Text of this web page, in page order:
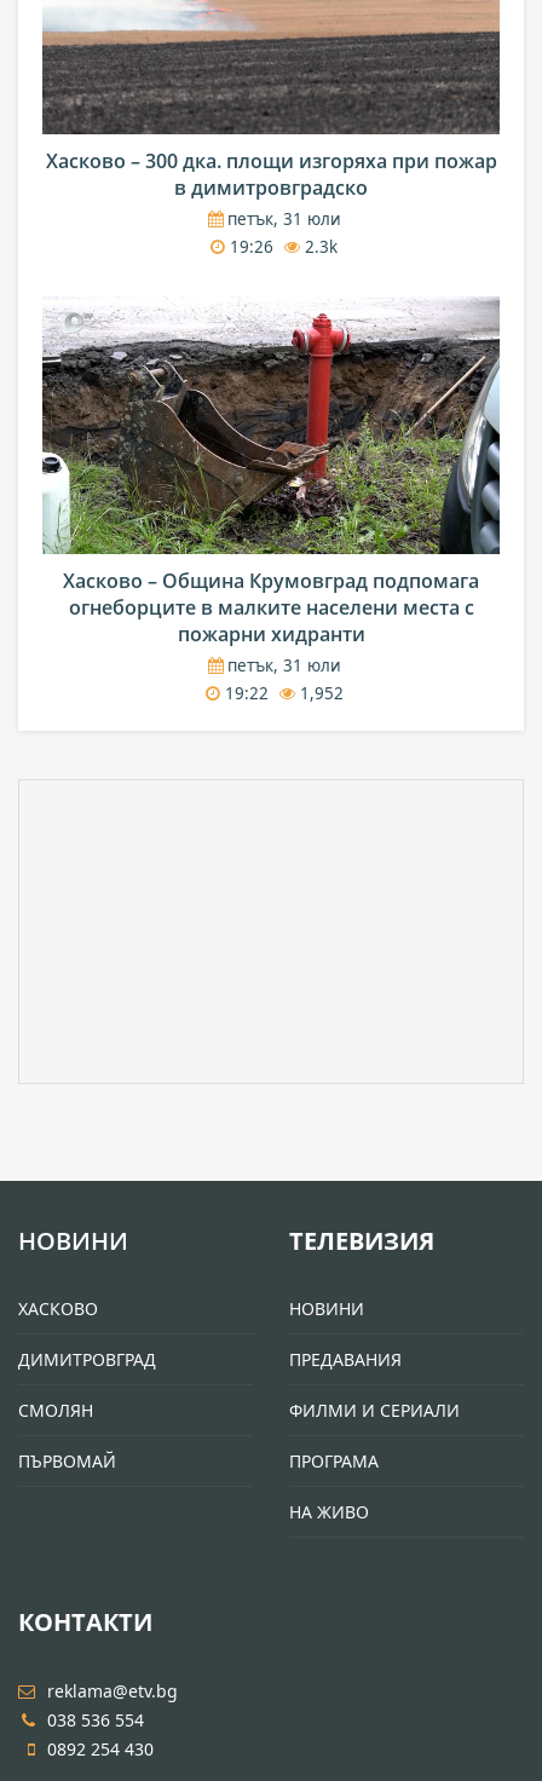
Хасково – 300 дка. площи изгоряха при пожар
в димитровградско
петък, 31 юли
19:26
2.3k
Хасково – Община Крумовград подпомага
огнеборците в малките населени места с
пожарни хидранти
петък, 31 юли
19:22
1,952
НОВИНИ
ХАСКОВО
ДИМИТРОВГРАД
СМОЛЯН
ПЪРВОМАЙ
ТЕЛЕВИЗИЯ
НОВИНИ
ПРЕДАВАНИЯ
ФИЛМИ И СЕРИАЛИ
ПРОГРАМА
НА ЖИВО
КОНТАКТИ
reklama@etv.bg
038 536 554
0892 254 430